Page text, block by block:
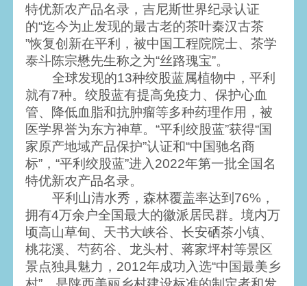
特优新农产品名录，吉尼斯世界纪录认证
的“迄今为止发现的最古老的茶叶秦汉古茶
”恢复创新在平利，被中国工程院院士、茶学
泰斗陈宗懋先生称之为“丝路瑰宝”。
全球发现的13种绞股蓝属植物中，平利
就有7种。绞股蓝有提高免疫力、保护心血
管、降低血脂和抗肿瘤等多种药理作用，被
医学界誉为东方神草。“平利绞股蓝”获得“国
家原产地域产品保护”认证和“中国驰名商
标”，“平利绞股蓝”进入2022年第一批全国名
特优新农产品名录。
平利山清水秀，森林覆盖率达到76%，
拥有4万余户全国最大的徽派居民群。境内万
顷高山草甸、天书大峡谷、长安硒茶小镇、
桃花溪、芍药谷、龙头村、蒋家坪村等景区
景点独具魅力，2012年成功入选“中国最美乡